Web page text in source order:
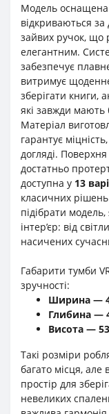
Модель оснащена
відкриваються
зайвих ручок, що
елегантним.
забезпечує
витримує
зберігати книги,
які завжди мають
Матеріал
гарантує
догляді.
достатньо
доступна у 13
класичних
підібрати
інтер’єр: від
насичених
Габарити тумби
зручності:
Ширина —
Глибина —
Висота —
Такі розміри
багато місця, але
простір для
невеликих